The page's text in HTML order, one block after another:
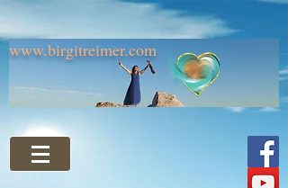
www.birgitreimer.com